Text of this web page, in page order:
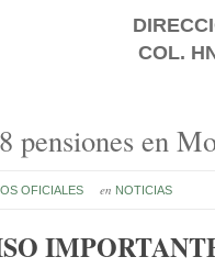
COL.
pensiones en
OFICIALES en NOTICIAS